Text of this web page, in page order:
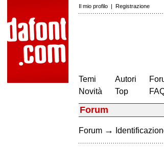
Il mio profilo | Registrazione
Temi
Novità
Autori
Top
Forum
Forum →